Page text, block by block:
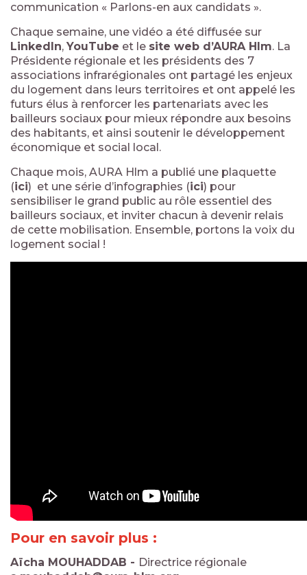
communication « Parlons-en aux candidats ».
Chaque semaine, une vidéo a été diffusée sur
LinkedIn, YouTube et le site web d’AURA Hlm. La
Présidente régionale et les présidents des 7
associations infrarégionales ont partagé les enjeux
du logement dans leurs territoires et ont appelé les
futurs élus à renforcer les partenariats avec les
bailleurs sociaux pour mieux répondre aux besoins
des habitants, et ainsi soutenir le développement
économique et social local.
Chaque mois, AURA Hlm a publié une plaquette
(ici) et une série d’infographies (ici) pour
sensibiliser le grand public au rôle essentiel des
bailleurs sociaux, et inviter chacun à devenir relais
de cette mobilisation. Ensemble, portons la voix du
logement social !
Pour en savoir plus :
Aïcha MOUHADDAB - Directrice régionale